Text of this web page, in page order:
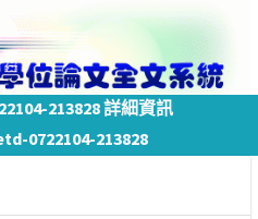
213828 詳細資訊
0722104-213828